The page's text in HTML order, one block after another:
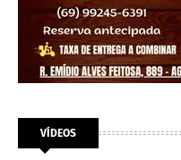
VÍDEOS